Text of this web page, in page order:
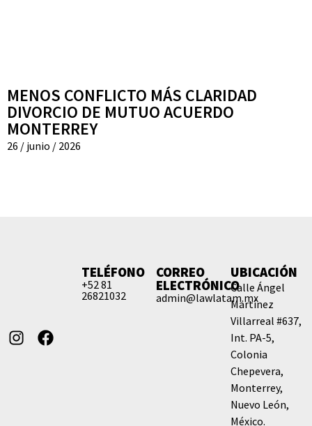
MENOS CONFLICTO MÁS CLARIDAD
DIVORCIO DE MUTUO ACUERDO
MONTERREY
26 / junio / 2026
TELÉFONO
+52 81
26821032
CORREO
ELECTRÓNICO
admin@lawlatam.mx
UBICACIÓN
Calle Ángel
Martínez
Villarreal #637,
Int. PA-5,
Colonia
Chepevera,
Monterrey,
Nuevo León,
México.